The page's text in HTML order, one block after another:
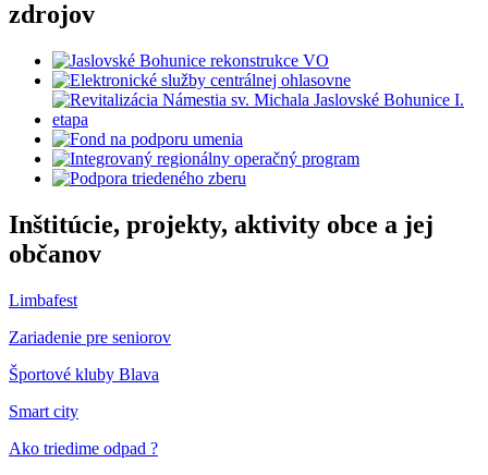
zdrojov
Inštitúcie, projekty, aktivity obce a jej
občanov
Limbafest
Zariadenie pre seniorov
Športové kluby Blava
Smart city
Ako triedime odpad ?